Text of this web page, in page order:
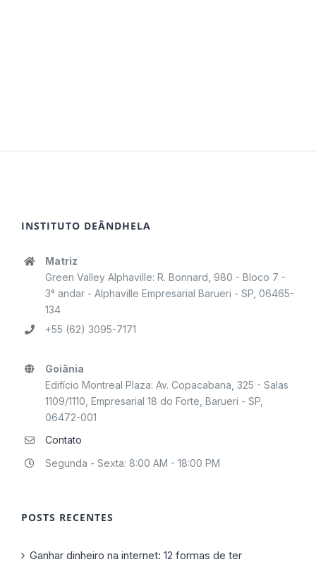
INSTITUTO DEÂNDHELA
Matriz
Green Valley Alphaville: R. Bonnard, 980 - Bloco 7 -
3° andar - Alphaville Empresarial Barueri - SP, 06465-
134
+55 (62) 3095-7171
Goiânia
Edifício Montreal Plaza: Av. Copacabana, 325 - Salas
1109/1110, Empresarial 18 do Forte, Barueri - SP,
06472-001
Contato
Segunda - Sexta: 8:00 AM - 18:00 PM
POSTS RECENTES
Ganhar dinheiro na internet: 12 formas de ter